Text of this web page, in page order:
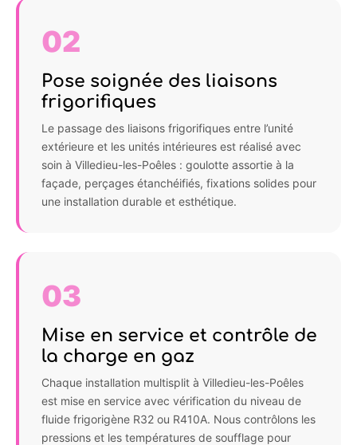
02
Pose soignée des liaisons
frigorifiques
Le passage des liaisons frigorifiques entre l’unité
extérieure et les unités intérieures est réalisé avec
soin à Villedieu-les-Poêles : goulotte assortie à la
façade, perçages étanchéifiés, fixations solides pour
une installation durable et esthétique.
03
Mise en service et contrôle de
la charge en gaz
Chaque installation multisplit à Villedieu-les-Poêles
est mise en service avec vérification du niveau de
fluide frigorigène R32 ou R410A. Nous contrôlons les
pressions et les températures de soufflage pour